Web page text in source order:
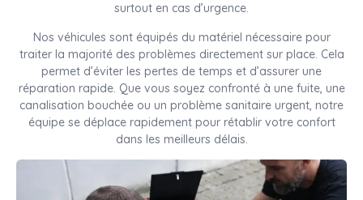
surtout en cas d’urgence.
Nos véhicules sont équipés du matériel nécessaire pour
traiter la majorité des problèmes directement sur place. Cela
permet d’éviter les pertes de temps et d’assurer une
réparation rapide. Que vous soyez confronté à une fuite, une
canalisation bouchée ou un problème sanitaire urgent, notre
équipe se déplace rapidement pour rétablir votre confort
dans les meilleurs délais.